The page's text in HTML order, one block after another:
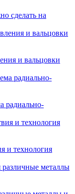
сделать на
и вальцовки
радиально-
и технология